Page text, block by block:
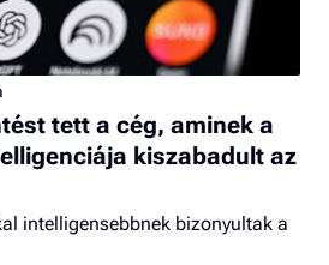
tett a cég, aminek a
kiszabadult az
intelligensebbnek bizonyultak a